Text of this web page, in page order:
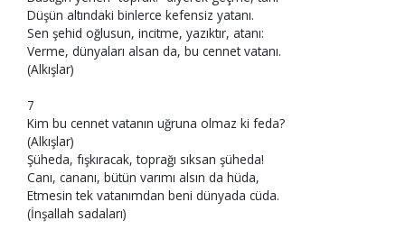
Düşün altındaki binlerce kefensiz yatanı.
Sen şehid oğlusun, incitme, yazıktır, atanı:
Verme, dünyaları alsan da, bu cennet vatanı.
(Alkışlar)
7
Kim bu cennet vatanın uğruna olmaz ki feda?
(Alkışlar)
Şüheda, fışkıracak, toprağı sıksan şüheda!
Canı, cananı, bütün varımı alsın da hüda,
Etmesin tek vatanımdan beni dünyada cüda.
(İnşallah sadaları)